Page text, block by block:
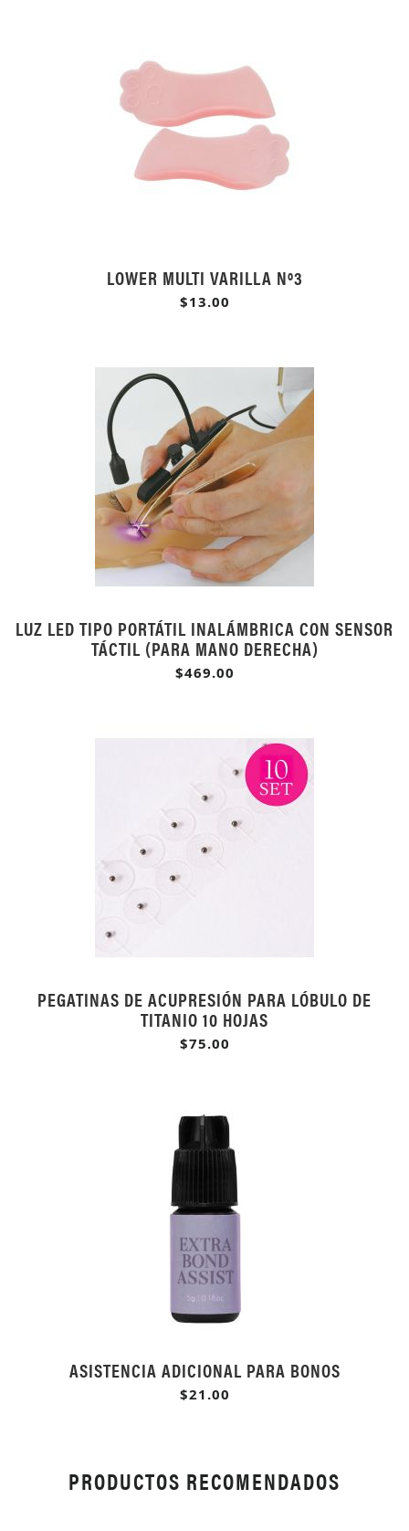
LOWER MULTI VARILLA Nº3
$13.00
LUZ LED TIPO PORTÁTIL INALÁMBRICA CON SENSOR
TÁCTIL (PARA MANO DERECHA)
$469.00
PEGATINAS DE ACUPRESIÓN PARA LÓBULO DE
TITANIO 10 HOJAS
$75.00
ASISTENCIA ADICIONAL PARA BONOS
$21.00
PRODUCTOS RECOMENDADOS